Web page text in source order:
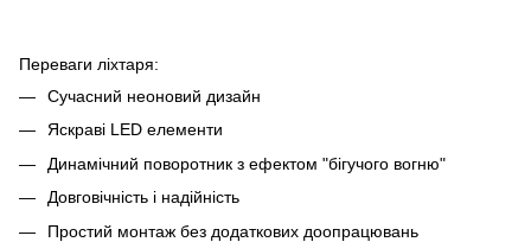
Переваги ліхтаря:
Сучасний неоновий дизайн
Яскраві LED елементи
Динамічний поворотник з ефектом "бігучого вогню"
Довговічність і надійність
Простий монтаж без додаткових доопрацювань